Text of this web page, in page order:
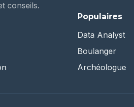
conseils.
Populaires
Data Analyst
Boulanger
Archéologue